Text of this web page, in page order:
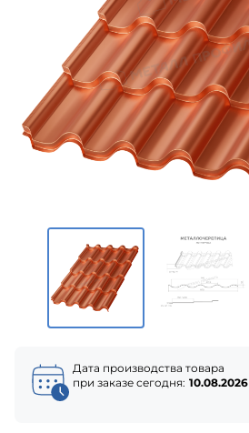
Дата производства товара
при заказе сегодня: 10.08.2026